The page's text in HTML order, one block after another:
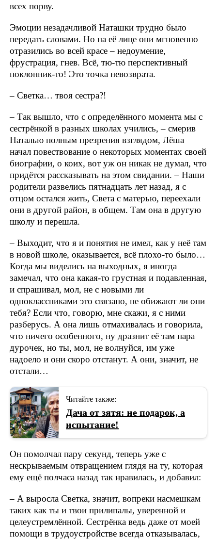
всех порву.
Эмоции незадачливой Наташки трудно было
передать словами. Но на её лице они мгновенно
отразились во всей красе – недоумение,
фрустрация, гнев. Всё, тю-тю перспективный
поклонник-то! Это точка невозврата.
– Светка… твоя сестра?!
– Так вышло, что с определённого момента мы с
сестрёнкой в разных школах учились, – смерив
Наталью полным презрения взглядом, Лёша
начал повествование о некоторых моментах своей
биографии, о коих, вот уж он никак не думал, что
придётся рассказывать на этом свидании. – Наши
родители развелись пятнадцать лет назад, я с
отцом остался жить, Света с матерью, переехали
они в другой район, в общем. Там она в другую
школу и перешла.
– Выходит, что я и понятия не имел, как у неё там
в новой школе, оказывается, всё плохо-то было…
Когда мы виделись на выходных, я иногда
замечал, что она какая-то грустная и подавленная,
и спрашивал, мол, не с новыми ли
одноклассниками это связано, не обижают ли они
тебя? Если что, говорю, мне скажи, я с ними
разберусь. А она лишь отмахивалась и говорила,
что ничего особенного, ну дразнит её там пара
дурочек, но ты, мол, не волнуйся, им уже
надоело и они скоро отстанут. А они, значит, не
отстали…
Читайте также:
Дача от зятя: не подарок, а
испытание!
Он помолчал пару секунд, теперь уже с
нескрываемым отвращением глядя на ту, которая
ему ещё полчаса назад так нравилась, и добавил:
– А выросла Светка, значит, вопреки насмешкам
таких как ты и твои прилипалы, уверенной и
целеустремлённой. Сестрёнка ведь даже от моей
помощи в трудоустройстве всегда отказывалась,